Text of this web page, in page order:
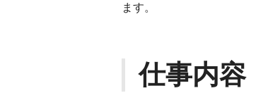
ます。
仕事内容